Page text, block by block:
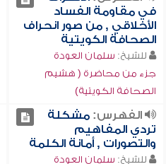
في مقاومة الفساد
الأخلاقي , من صور انحراف
الصحافة الكويتية
للشيخ: سلمان العودة
جزء من محاضرة ( هشيم
الصحافة الكويتية)
الفهرس:مشكلة
تردي المفاهيم
والتصورات , أمانة الكلمة
للشيخ: سلمان العودة